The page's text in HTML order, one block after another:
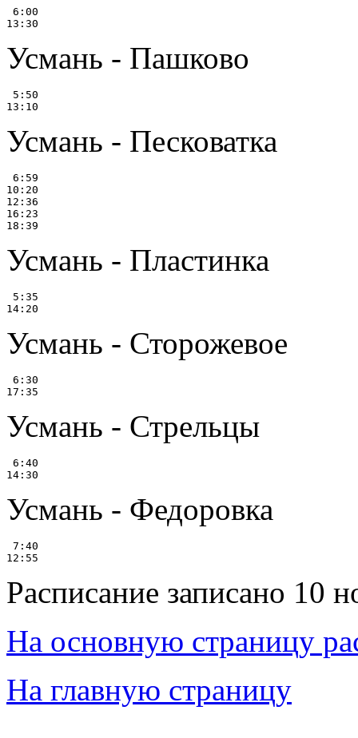
6:00
Усмань - Пашково
5:50
Усмань - Песковатка
6:59
10:20
12:36
16:23
Усмань - Пластинка
5:35
Усмань - Сторожевое
6:30
Усмань - Стрельцы
6:40
Усмань - Федоровка
7:40
Расписание записано 10
На основную страницу
На главную страницу